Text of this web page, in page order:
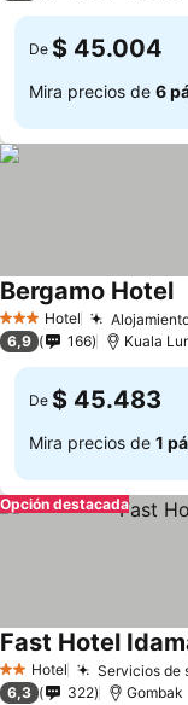
De $ 45.004
Mira precios de 6
3 Estrellas
Hotel
Bergamo Hotel
6,9 166 Kuala
De $ 45.483
Mira precios de 1
Opción destacada
2 Estrellas
Hotel Servicios de
Fast Hotel
6,3 322 Gombak